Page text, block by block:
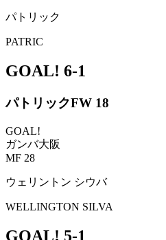
パトリック
PATRIC
GOAL! 6-1
パトリックFW 18
GOAL!
ガンバ大阪
MF 28
ウェリントン シウバ
WELLINGTON SILVA
GOAL! 5-1